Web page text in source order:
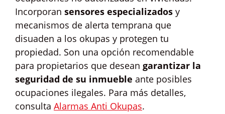
Incorporan sensores especializados y
mecanismos de alerta temprana que
disuaden a los okupas y protegen tu
propiedad. Son una opción recomendable
para propietarios que desean garantizar la
seguridad de su inmueble ante posibles
ocupaciones ilegales. Para más detalles,
consulta Alarmas Anti Okupas.